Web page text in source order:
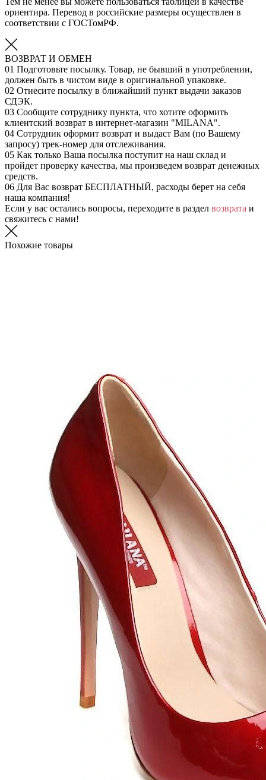
ориентира. Перевод в российские размеры осуществлен в
соответствии с ГОСТомРФ.
ВОЗВРАТ И ОБМЕН
01 Подготовьте посылку. Товар, не бывший в употреблении,
должен быть в чистом виде в оригинальной упаковке.
02 Отнесите посылку в ближайший пункт выдачи заказов
СДЭК.
03 Сообщите сотруднику пункта, что хотите оформить
клиентский возврат в интернет-магазин "MILANA".
04 Сотрудник оформит возврат и выдаст Вам (по Вашему
запросу) трек-номер для отслеживания.
05 Как только Ваша посылка поступит на наш склад и
пройдет проверку качества, мы произведем возврат денежных
средств.
06 Для Вас возврат БЕСПЛАТНЫЙ, расходы берет на себя
наша компания!
Если у вас остались вопросы, переходите в раздел возврата и
свяжитесь с нами!
Похожие товары